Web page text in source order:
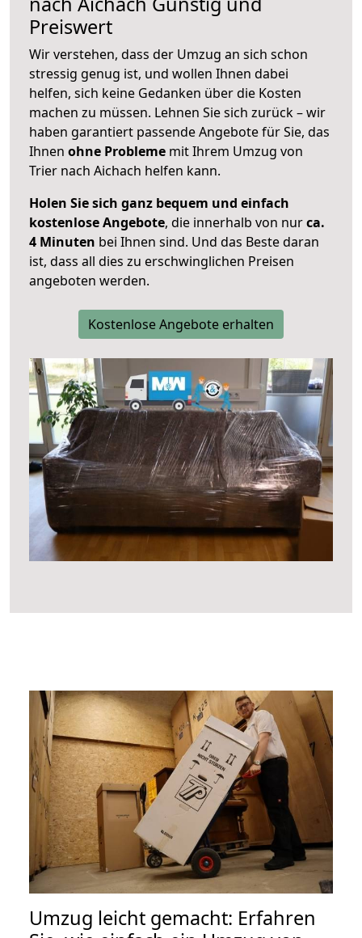
Preiswert
Wir verstehen, dass der Umzug an sich schon
stressig genug ist, und wollen Ihnen dabei
helfen, sich keine Gedanken über die Kosten
machen zu müssen. Lehnen Sie sich zurück – wir
haben garantiert passende Angebote für Sie, das
Ihnen ohne Probleme mit Ihrem Umzug von
Trier nach Aichach helfen kann.
Holen Sie sich ganz bequem und einfach
kostenlose Angebote, die innerhalb von nurca.
4 Minuten bei Ihnen sind. Und das Beste daran
ist, dass all dies zu erschwinglichen Preisen
angeboten werden.
Kostenlose Angebote erhalten
Umzug leicht gemacht: Erfahren